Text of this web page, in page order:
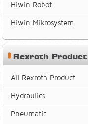
Hiwin Robot
Hiwin Mikrosystem
Rexroth Product
All Rexroth Product
Hydraulics
Pneumatic